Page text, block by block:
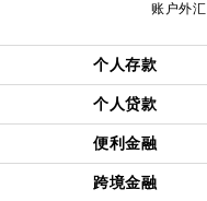
账户外
个人存款
个人贷款
便利金融
跨境金融